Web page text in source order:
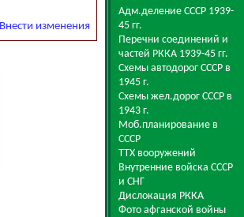
Внести изменения
Адм.деление СССР 1939-
45 гг.
Перечни соединений и
частей РККА 1939-45 гг.
Схемы автодорог СССР в
1945 г.
Схемы жел.дорог СССР в
1943 г.
Моб.планирование в
СССР
ТТХ вооружений
Внутренние войска СССР
и СНГ
Дислокация РККА
Фото афганской войны